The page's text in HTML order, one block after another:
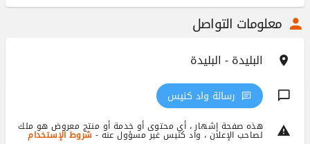
معلومات التواصل
البليدة - البليدة
رسالة واد كنيس
هذه صفحة إشهار ، أي محتوى أو خدمة أو منتج معروض هو ملك
لصاحب الإعلان ، واد كنيس غير مسؤول عنه - شروط الإستخدام